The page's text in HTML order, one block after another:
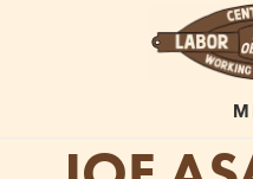
content